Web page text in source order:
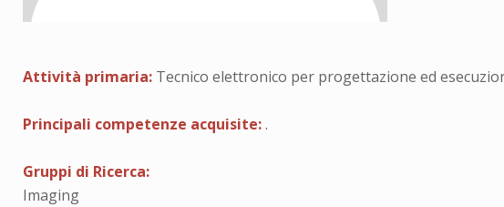
Attività primaria: Tecnico elettronico per progettazione ed
Principali competenze acquisite:.
Gruppi di Ricerca:
Imaging